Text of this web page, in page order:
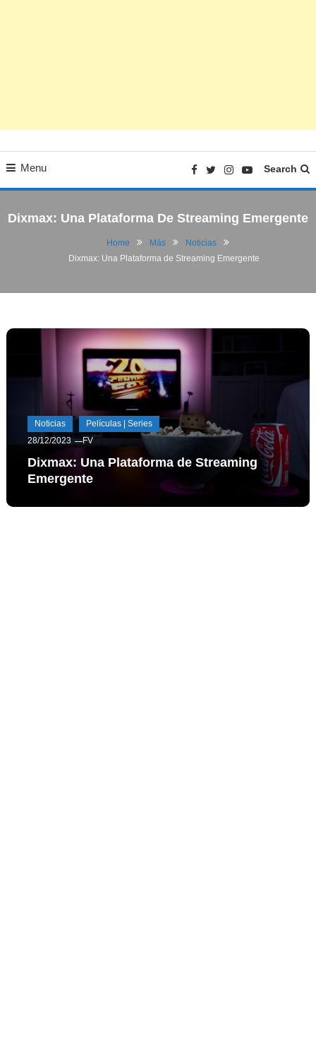
Menu Search
Dixmax: Una Plataforma De Streaming Emergente
Home Más
Noticias
Dixmax: Una Plataforma de Streaming Emergente
Noticias
Películas | Series
28/12/2023
FV
Dixmax: Una Plataforma de Streaming
Emergente